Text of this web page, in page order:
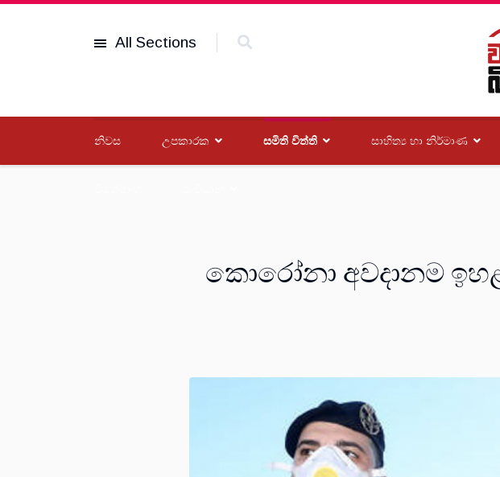
All Sections
නිවස උපකාරක සමිති විත්ති සාහිත්‍ය හා නිර්මාණ
කොරෝනා අවදානම